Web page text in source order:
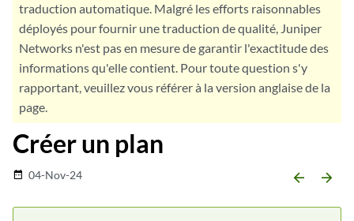
traduction automatique. Malgré les efforts raisonnables
déployés pour fournir une traduction de qualité, Juniper
Networks n'est pas en mesure de garantir l'exactitude des
informations qu'elle contient. Pour toute question s'y
rapportant, veuillez vous référer à la version anglaise de la
page.
Créer un plan
date_range 04-Nov-24 arrow_backward arrow_forward